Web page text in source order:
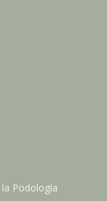
Podología